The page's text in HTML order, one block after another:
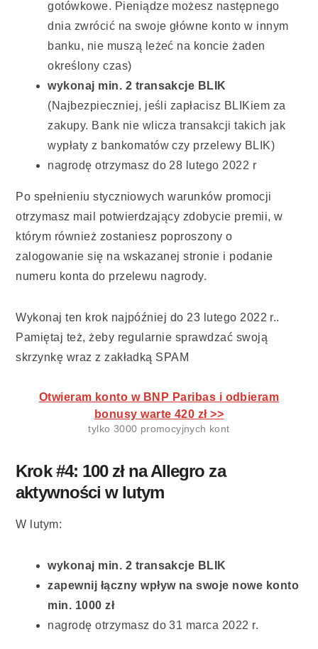
gotówkowe. Pieniądze możesz następnego
dnia zwrócić na swoje główne konto w innym
banku, nie muszą leżeć na koncie żaden
określony czas)
wykonaj min. 2 transakcje BLIK
(Najbezpieczniej, jeśli zapłacisz BLIKiem za
zakupy. Bank nie wlicza transakcji takich jak
wypłaty z bankomatów czy przelewy BLIK)
nagrodę otrzymasz do 28 lutego 2022 r
Po spełnieniu styczniowych warunków promocji
otrzymasz mail potwierdzający zdobycie premii, w
którym również zostaniesz poproszony o
zalogowanie się na wskazanej stronie i podanie
numeru konta do przelewu nagrody.
Wykonaj ten krok najpóźniej do 23 lutego 2022 r..
Pamiętaj też, żeby regularnie sprawdzać swoją
skrzynkę wraz z zakładką SPAM
Otwieram konto w BNP Paribas i odbieram
bonusy warte 420 zł >>
tylko 3000 promocyjnych kont
Krok #4: 100 zł na Allegro za
aktywności w lutym
W lutym:
wykonaj min. 2 transakcje BLIK
zapewnij łączny wpływ na swoje nowe konto
min. 1000 zł
nagrodę otrzymasz do 31 marca 2022 r.